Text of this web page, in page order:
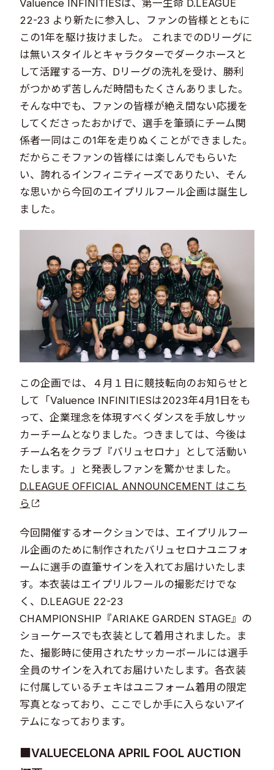
Valuence INFINITIESは、第一生命 D.LEAGUE
22-23 より新たに参入し、ファンの皆様とともに
この1年を駆け抜けました。 これまでのDリーグに
は無いスタイルとキャラクターでダークホースと
して活躍する一方、Dリーグの洗礼を受け、勝利
がつかめず苦しんだ時間もたくさんありました。
そんな中でも、ファンの皆様が絶え間ない応援を
してくださったおかげで、選手を筆頭にチーム関
係者一同はこの1年を走りぬくことができました。
だからこそファンの皆様には楽しんでもらいた
い、誇れるインフィニティーズでありたい、そん
な思いから今回のエイプリルフール企画は誕生し
ました。
この企画では、４月１日に競技転向のお知らせと
して「Valuence INFINITIESは2023年4月1日をも
って、企業理念を体現すべくダンスを手放しサッ
カーチームとなりました。つきましては、今後は
チーム名をクラブ『バリュセロナ」として活動い
たします。」と発表しファンを驚かせました。
D.LEAGUE OFFICIAL ANNOUNCEMENT はこち
ら
今回開催するオークションでは、エイプリルフー
ル企画のために制作されたバリュセロナユニフォ
ームに選手の直筆サインを入れてお届けいたしま
す。本衣装はエイプリルフールの撮影だけでな
く、D.LEAGUE 22-23
CHAMPIONSHIP『ARIAKE GARDEN STAGE』の
ショーケースでも衣装として着用されました。ま
た、撮影時に使用されたサッカーボールには選手
全員のサインを入れてお届けいたします。各衣装
に付属しているチェキはユニフォーム着用の限定
写真となっており、ここでしか手に入らないアイ
テムになっております。
■VALUECELONA APRIL FOOL AUCTION